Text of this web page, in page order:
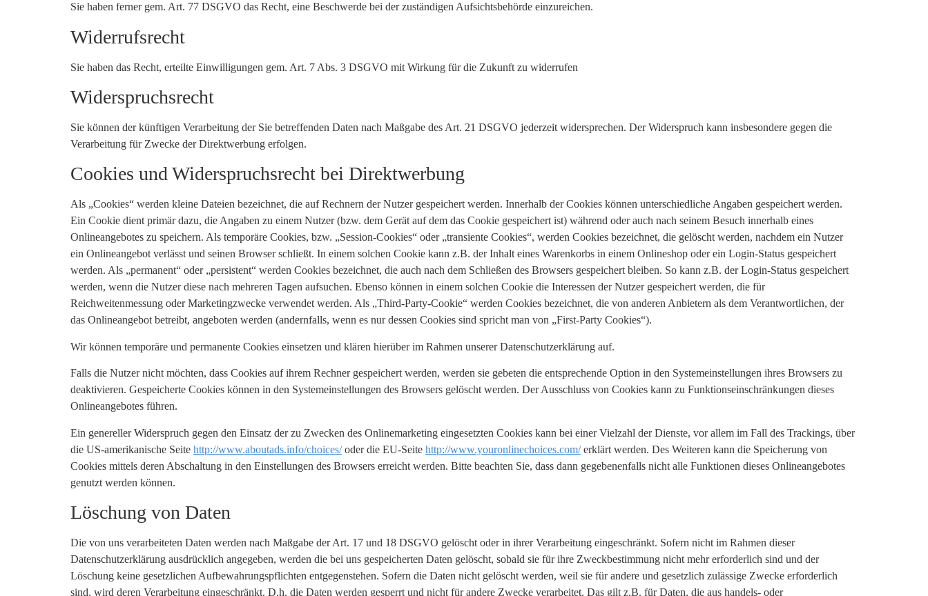
Sie haben ferner gem. Art. 77 DSGVO das Recht, eine Beschwerde bei der zuständigen Aufsichtsbehörde einzureichen.
Widerrufsrecht
Sie haben das Recht, erteilte Einwilligungen gem. Art. 7 Abs. 3 DSGVO mit Wirkung für die Zukunft zu widerrufen
Widerspruchsrecht
Sie können der künftigen Verarbeitung der Sie betreffenden Daten nach Maßgabe des Art. 21 DSGVO jederzeit widersprechen. Der Widerspruch kann insbesondere gegen die
Verarbeitung für Zwecke der Direktwerbung erfolgen.
Cookies und Widerspruchsrecht bei Direktwerbung
Als „Cookies“ werden kleine Dateien bezeichnet, die auf Rechnern der Nutzer gespeichert werden. Innerhalb der Cookies können unterschiedliche Angaben gespeichert werden.
Ein Cookie dient primär dazu, die Angaben zu einem Nutzer (bzw. dem Gerät auf dem das Cookie gespeichert ist) während oder auch nach seinem Besuch innerhalb eines
Onlineangebotes zu speichern. Als temporäre Cookies, bzw. „Session-Cookies“ oder „transiente Cookies“, werden Cookies bezeichnet, die gelöscht werden, nachdem ein Nutzer
ein Onlineangebot verlässt und seinen Browser schließt. In einem solchen Cookie kann z.B. der Inhalt eines Warenkorbs in einem Onlineshop oder ein Login-Status gespeichert
werden. Als „permanent“ oder „persistent“ werden Cookies bezeichnet, die auch nach dem Schließen des Browsers gespeichert bleiben. So kann z.B. der Login-Status gespeichert
werden, wenn die Nutzer diese nach mehreren Tagen aufsuchen. Ebenso können in einem solchen Cookie die Interessen der Nutzer gespeichert werden, die für
Reichweitenmessung oder Marketingzwecke verwendet werden. Als „Third-Party-Cookie“ werden Cookies bezeichnet, die von anderen Anbietern als dem Verantwortlichen, der
das Onlineangebot betreibt, angeboten werden (andernfalls, wenn es nur dessen Cookies sind spricht man von „First-Party Cookies“).
Wir können temporäre und permanente Cookies einsetzen und klären hierüber im Rahmen unserer Datenschutzerklärung auf.
Falls die Nutzer nicht möchten, dass Cookies auf ihrem Rechner gespeichert werden, werden sie gebeten die entsprechende Option in den Systemeinstellungen ihres Browsers zu
deaktivieren. Gespeicherte Cookies können in den Systemeinstellungen des Browsers gelöscht werden. Der Ausschluss von Cookies kann zu Funktionseinschränkungen dieses
Onlineangebotes führen.
Ein genereller Widerspruch gegen den Einsatz der zu Zwecken des Onlinemarketing eingesetzten Cookies kann bei einer Vielzahl der Dienste, vor allem im Fall des Trackings, über
die US-amerikanische Seite http://www.aboutads.info/choices/oder die EU-Seite http://www.youronlinechoices.com/erklärt werden. Des Weiteren kann die Speicherung von
Cookies mittels deren Abschaltung in den Einstellungen des Browsers erreicht werden. Bitte beachten Sie, dass dann gegebenenfalls nicht alle Funktionen dieses Onlineangebotes
genutzt werden können.
Löschung von Daten
Die von uns verarbeiteten Daten werden nach Maßgabe der Art. 17 und 18 DSGVO gelöscht oder in ihrer Verarbeitung eingeschränkt. Sofern nicht im Rahmen dieser
Datenschutzerklärung ausdrücklich angegeben, werden die bei uns gespeicherten Daten gelöscht, sobald sie für ihre Zweckbestimmung nicht mehr erforderlich sind und der
Löschung keine gesetzlichen Aufbewahrungspflichten entgegenstehen. Sofern die Daten nicht gelöscht werden, weil sie für andere und gesetzlich zulässige Zwecke erforderlich
sind, wird deren Verarbeitung eingeschränkt. D.h. die Daten werden gesperrt und nicht für andere Zwecke verarbeitet. Das gilt z.B. für Daten, die aus handels- oder